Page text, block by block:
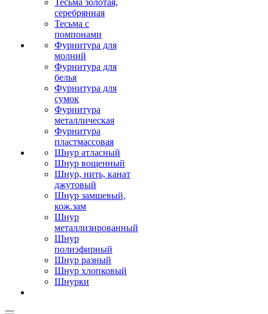
Тесьма золотая,
серебрянная
Тесьма с
помпонами
Фурнитура для
молний
Фурнитура для
белья
Фурнитура для
сумок
Фурнитура
металлическая
Фурнитура
пластмассовая
Шнур атласный
Шнур вощенный
Шнур, нить, канат
джутовый
Шнур замшевый,
кож.зам
Шнур
металлизированный
Шнур
полиэфирный
Шнур разный
Шнур хлопковый
Шнурки